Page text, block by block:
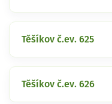
Těšíkov č.ev. 625
Těšíkov č.ev. 626